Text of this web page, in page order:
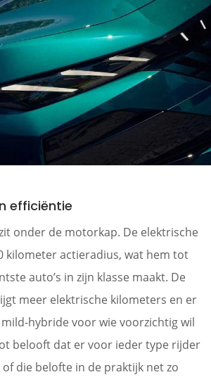
efficiëntie
onder de motorkap. De elektrische
kilometer actieradius, wat hem tot
auto’s in zijn klasse maakt. De
meer elektrische kilometers en er
hybride voor wie voorzichtig wil
belooft dat er voor ieder type rijder
of die belofte in de praktijk net zo